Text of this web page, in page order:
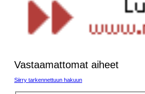
Vastaamattomat aiheet
Siirry tarkennettuun hakuun